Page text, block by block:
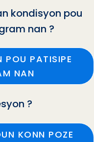
kondisyon pou
nan ?
POU PATISIPE
NAN
?
KONN POZE